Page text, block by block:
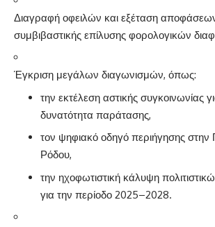
Διαγραφή οφειλών και εξέταση
συμβιβαστικής επίλυσης φορολογικών
Έγκριση μεγάλων διαγωνισμών, όπως:
την εκτέλεση αστικής συγκοινωνίας
δυνατότητα παράτασης,
τον ψηφιακό οδηγό περιήγησης στην
Ρόδου,
την ηχοφωτιστική κάλυψη
για την περίοδο 2025–2028.